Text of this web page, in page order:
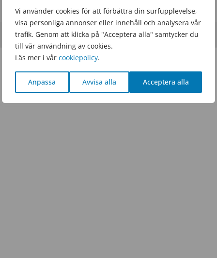
Vi använder cookies för att förbättra din surfupplevelse,
visa personliga annonser eller innehåll och analysera vår
trafik. Genom att klicka på "Acceptera alla" samtycker du
till vår användning av cookies.
Läs mer i vår cookiepolicy.
Anpassa Avvisa alla Acceptera alla
Powered byWisest